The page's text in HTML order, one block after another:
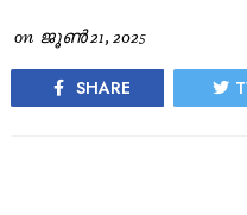
on ജൂൺ 21, 2025
SHARE